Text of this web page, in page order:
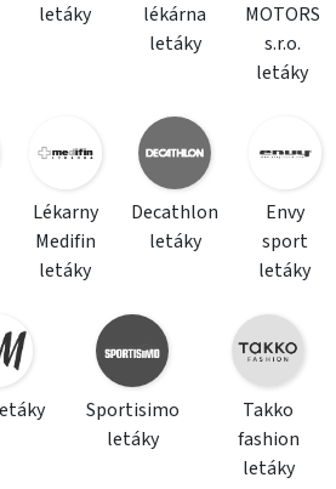
letáky
lékárna
letáky
MOTORS
s.r.o.
letáky
Lékarny
Medifin
letáky
Decathlon
letáky
Envy
sport
letáky
Sportisimo
letáky
Takko
fashion
letáky